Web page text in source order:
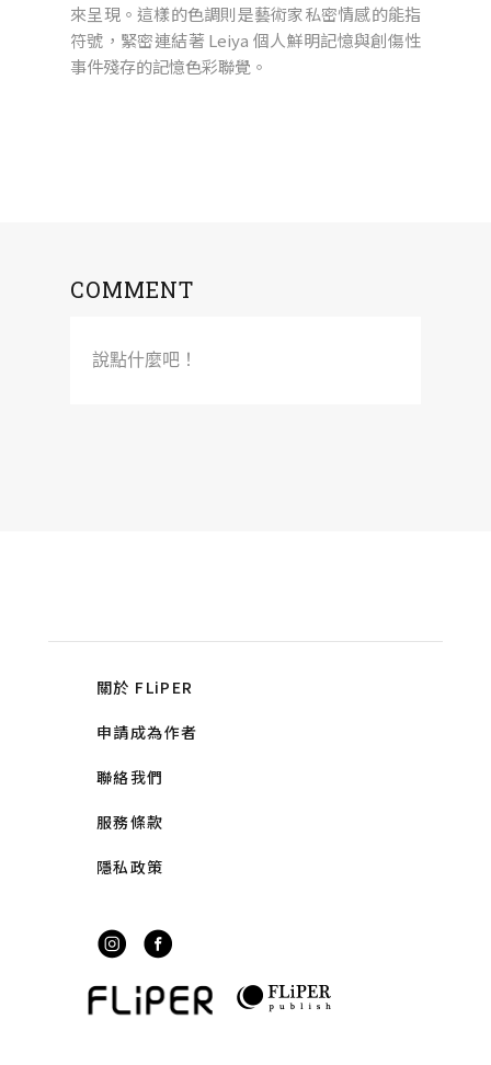
來呈現。這樣的色調則是藝術家私密情感的能指
符號，緊密連結著 Leiya 個人鮮明記憶與創傷性
事件殘存的記憶色彩聯覺。
COMMENT
說點什麼吧！
關於 FLiPER
申請成為作者
聯絡我們
服務條款
隱私政策